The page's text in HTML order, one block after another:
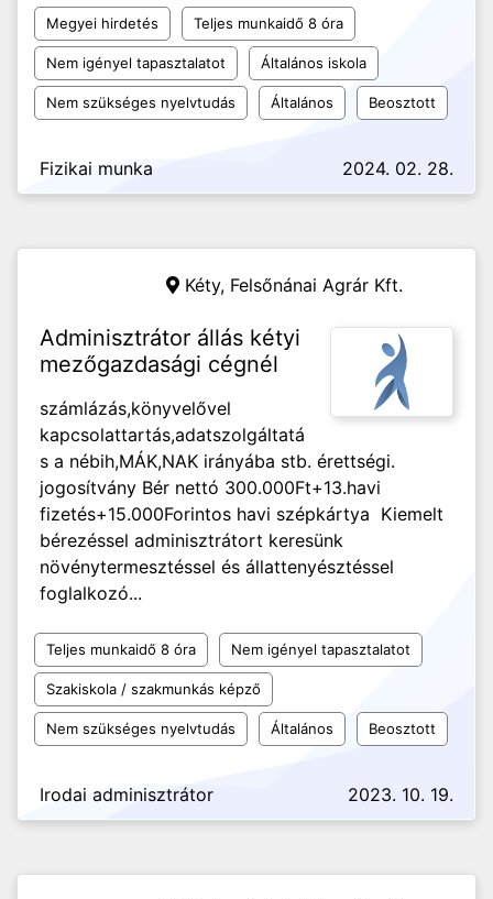
Megyei hirdetés Teljes munkaidő 8 óra
Nem igényel tapasztalatot Általános iskola
Nem szükséges nyelvtudás Általános Beosztott
Fizikai munka 2024. 02. 28.
Kéty, Felsőnánai Agrár Kft.
Adminisztrátor állás kétyi
mezőgazdasági cégnél
számlázás,könyvelővel
kapcsolattartás,adatszolgáltatá
s a nébih,MÁK,NAK irányába stb. érettségi.
jogosítvány Bér nettó 300.000Ft+13.havi
fizetés+15.000Forintos havi szépkártya Kiemelt
bérezéssel adminisztrátort keresünk
növénytermesztéssel és állattenyésztéssel
foglalkozó...
Teljes munkaidő 8 óra Nem igényel tapasztalatot
Szakiskola / szakmunkás képző
Nem szükséges nyelvtudás Általános Beosztott
Irodai adminisztrátor 2023. 10. 19.